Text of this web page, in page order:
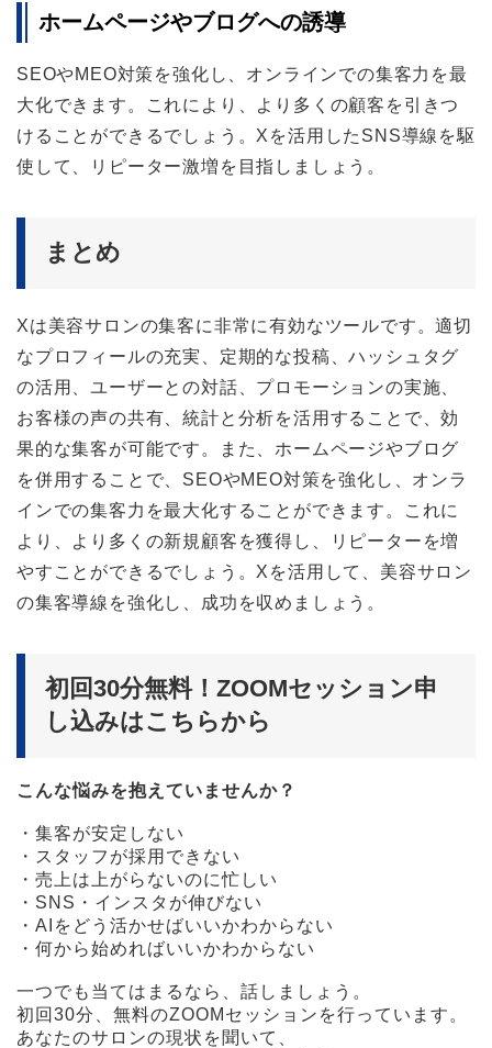
ホームページやブログへの誘導
SEOやMEO対策を強化し、オンラインでの集客力を最
大化できます。これにより、より多くの顧客を引きつ
けることができるでしょう。Xを活用したSNS導線を駆
使して、リピーター激増を目指しましょう。
まとめ
Xは美容サロンの集客に非常に有効なツールです。適切
なプロフィールの充実、定期的な投稿、ハッシュタグ
の活用、ユーザーとの対話、プロモーションの実施、
お客様の声の共有、統計と分析を活用することで、効
果的な集客が可能です。また、ホームページやブログ
を併用することで、SEOやMEO対策を強化し、オンラ
インでの集客力を最大化することができます。これに
より、より多くの新規顧客を獲得し、リピーターを増
やすことができるでしょう。Xを活用して、美容サロン
の集客導線を強化し、成功を収めましょう。
初回30分無料！ZOOMセッション申
し込みはこちらから
こんな悩みを抱えていませんか？
・集客が安定しない
・スタッフが採用できない
・売上は上がらないのに忙しい
・SNS・インスタが伸びない
・AIをどう活かせばいいかわからない
・何から始めればいいかわからない
一つでも当てはまるなら、話しましょう。
初回30分、無料のZOOMセッションを行っています。
あなたのサロンの現状を聞いて、